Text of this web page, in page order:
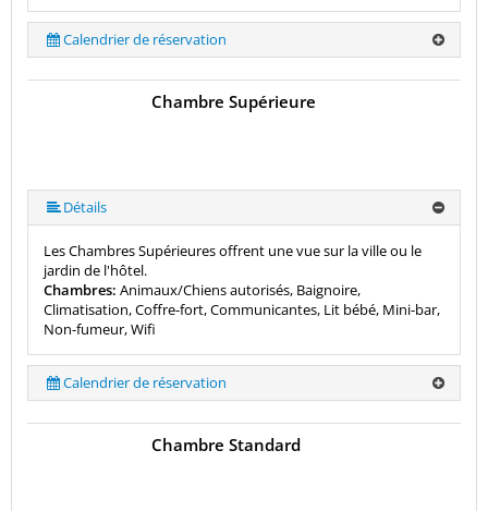
Calendrier de réservation
Chambre Supérieure
Détails
Les Chambres Supérieures offrent une vue sur la ville ou le
jardin de l'hôtel.
Chambres: Animaux/Chiens autorisés, Baignoire,
Climatisation, Coffre-fort, Communicantes, Lit bébé, Mini-bar,
Non-fumeur, Wifi
Calendrier de réservation
Chambre Standard